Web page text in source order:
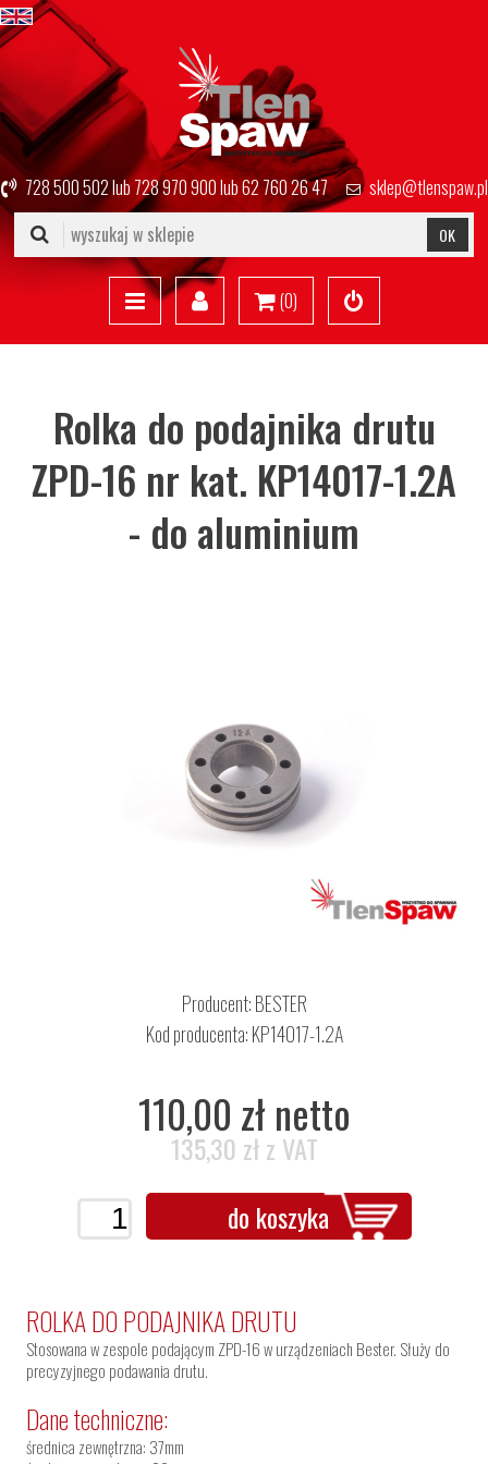
728 500 502lub728 970 900lub62 760 26 47 sklep@tlenspaw.pl
OK
(0)
Rolka do podajnika drutu
ZPD-16 nr kat. KP14017-1.2A
- do aluminium
Producent:BESTER
Kod producenta: KP14017-1.2A
110,00 zł netto
135,30 zł z VAT
do koszyka
ROLKA DO PODAJNIKA DRUTU
Stosowana w zespole podającym ZPD-16 w urządzeniach Bester. Służy do
precyzyjnego podawania drutu.
Dane techniczne:
średnica zewnętrzna: 37mm